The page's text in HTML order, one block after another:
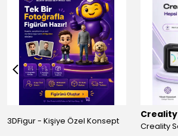
3DFigur - Kişiye Özel Konsept
Creality